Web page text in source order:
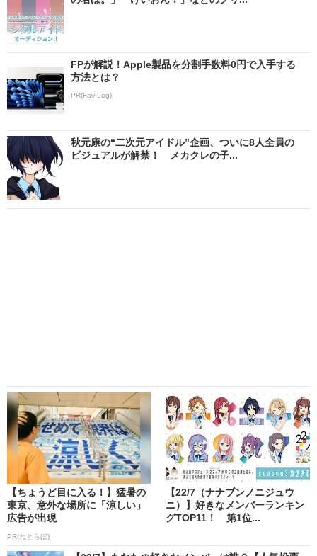
FPが解説！Apple製品を分割手数料0円で入手する
方法とは？
PR(Fav-Log)
秋元康の“二次元アイドル”企画、ついに8人全員の
ビジュアルが解禁！ メカクレの子...
【ちょうど目に入る！】猛暑の
東京、意外な場所に「涼しい」
広告が出現
PR(ねとらぼ)
【22/7（ナナブンノニジュウ
ニ）】好きなメンバーランキン
グTOP11！ 第1位...